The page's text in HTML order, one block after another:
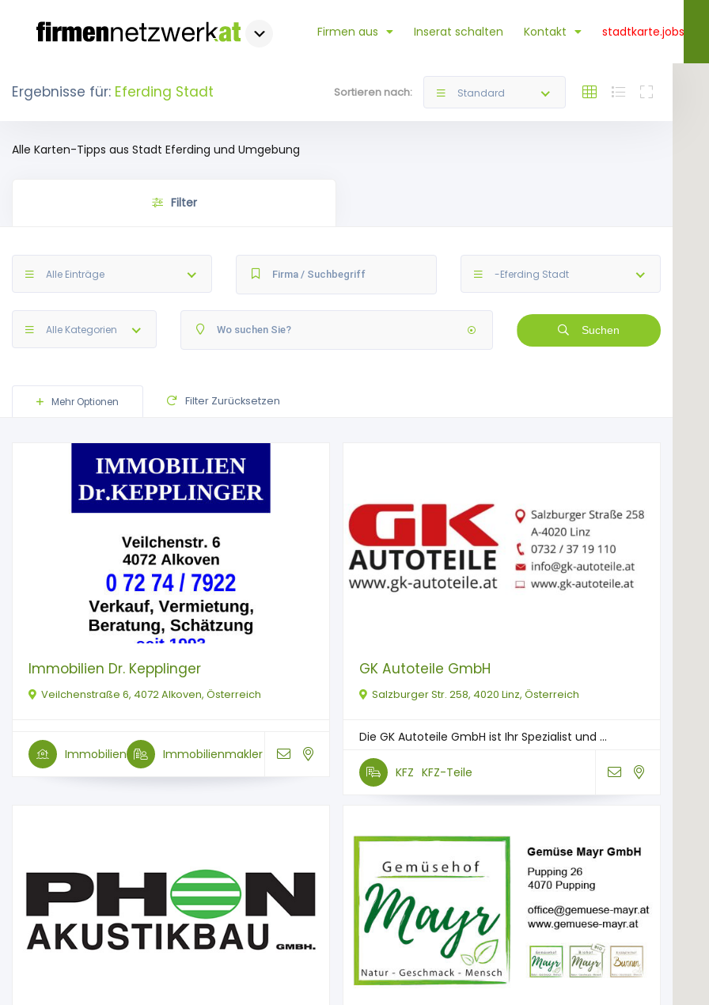
Firmen aus Inserat schalten Kontakt stadtkarte.jobs
Ergebnisse für: Eferding Stadt Sortieren nach: Standard
Alle Karten-Tipps aus Stadt Eferding und Umgebung
Filter
Alle Einträge -Eferding Stadt
Alle Kategorien Suchen
Mehr Optionen Filter Zurücksetzen
Immobilien Dr. Kepplinger
Veilchenstraße 6, 4072 Alkoven, Österreich
Immobilien Immobilienmakler
GK Autoteile GmbH
Salzburger Str. 258, 4020 Linz, Österreich
Die GK Autoteile GmbH ist Ihr Spezialist und ...
KFZ KFZ-Teile